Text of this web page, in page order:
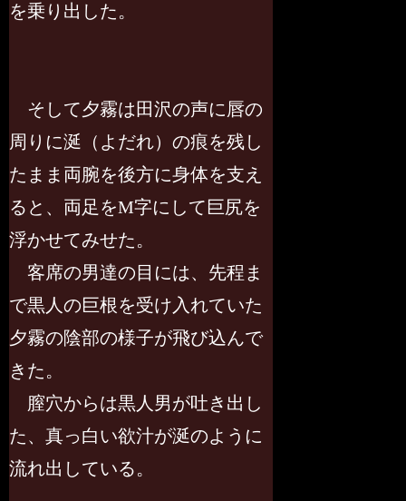
を乗り出した。
そして夕霧は田沢の声に唇の
周りに涎（よだれ）の痕を残し
たまま両腕を後方に身体を支え
ると、両足をM字にして巨尻を
浮かせてみせた。
客席の男達の目には、先程ま
で黒人の巨根を受け入れていた
夕霧の陰部の様子が飛び込んで
きた。
膣穴からは黒人男が吐き出し
た、真っ白い欲汁が涎のように
流れ出している。